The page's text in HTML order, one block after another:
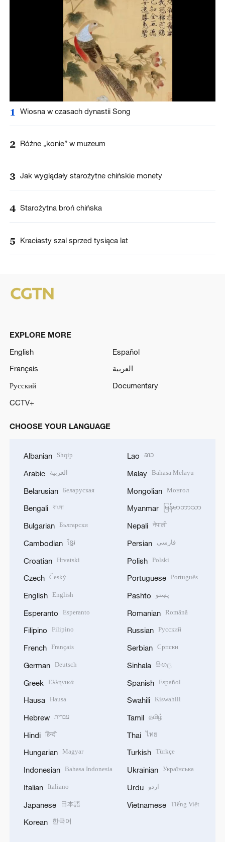
1 Wiosna w czasach dynastii Song
2 Różne „konie” w muzeum
3 Jak wyglądały starożytne chińskie monety
4 Starożytna broń chińska
5 Kraciasty szal sprzed tysiąca lat
EXPLORE MORE
English
Español
Français
العربية
Русский
Documentary
CCTV+
CHOOSE YOUR LANGUAGE
Albanian Shqip
Arabic العربية
Belarusian Беларуская
Bengali বাংলা
Bulgarian Български
Cambodian ខ្មែរ
Croatian Hrvatski
Czech Český
English English
Esperanto Esperanto
Filipino Filipino
French Français
German Deutsch
Greek Ελληνικά
Hausa Hausa
Hebrew עברית
Hindi हिन्दी
Hungarian Magyar
Indonesian Bahasa Indonesia
Italian Italiano
Japanese 日本語
Korean 한국어
Lao ລາວ
Malay Bahasa Melayu
Mongolian Монгол
Myanmar မြန်မာဘာသာ
Nepali नेपाली
Persian فارسی
Polish Polski
Portuguese Português
Pashto پښتو
Romanian Română
Russian Русский
Serbian Српски
Sinhala සිංහල
Spanish Español
Swahili Kiswahili
Tamil தமிழ்
Thai ไทย
Turkish Türkçe
Ukrainian Українська
Urdu اردو
Vietnamese Tiếng Việt